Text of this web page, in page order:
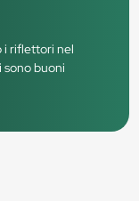
i riflettori nel
sono buoni